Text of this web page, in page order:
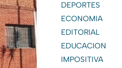
DEPORTES
ECONOMIA
EDITORIAL
EDUCACION
IMPOSITIVA